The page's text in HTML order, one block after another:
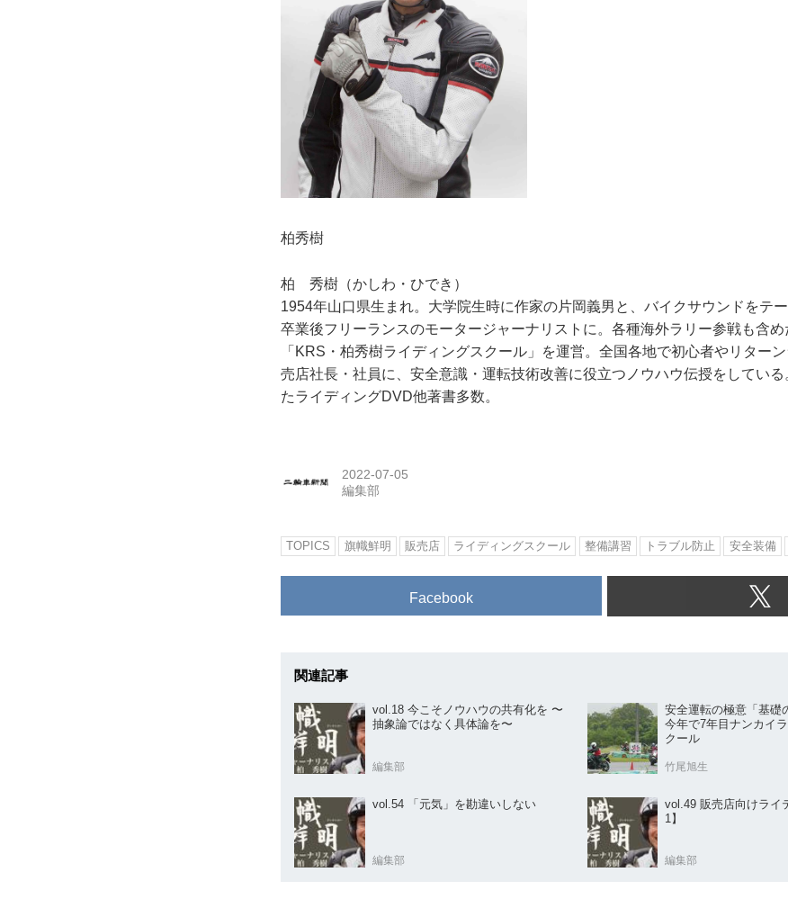
柏秀樹
柏 秀樹（かしわ・ひでき）
1954年山口県生まれ。大学院生時に作家の片岡義男と、バイクサウンドをテー
卒業後フリーランスのモータージャーナリストに。各種海外ラリー参戦も含
「KRS・柏秀樹ライディングスクール」を運営。全国各地で初心者やリター
売店社長・社員に、安全意識・運転技術改善に役立つノウハウ伝授をしてい
たライディングDVD他著書多数。
2022-07-05
編集部
TOPICS 旗幟鮮明 販売店 ライディングスクール 整備講習 トラブル防止 安全装備
Facebook
関連記事
vol.18 今こそノウハウの共有化を 〜
抽象論ではなく具体論を〜
編集部
安全運転の極意「基礎
今年で7年目ナンカイ
クール
竹尾旭生
vol.54 「元気」を勘違いしない
編集部
vol.49 販売店向けライテク論【その
1】
編集部